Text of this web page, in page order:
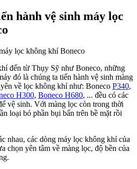
hành vệ sinh máy lọc
đến từ Thụy Sỹ như Boneco, những
đó là chúng ta tiến hành vệ sinh màng
về lọc không khí như: Boneco P340,
H300, Boneco H680, ... đều có các
vệ sinh. Với màng lọc còn trong thời
loại bỏ phần bụi bẩn trên bề mặt rồi
nhau, các dòng máy lọc không khí của
chọn yên tâm về màng lọc, độ bền của